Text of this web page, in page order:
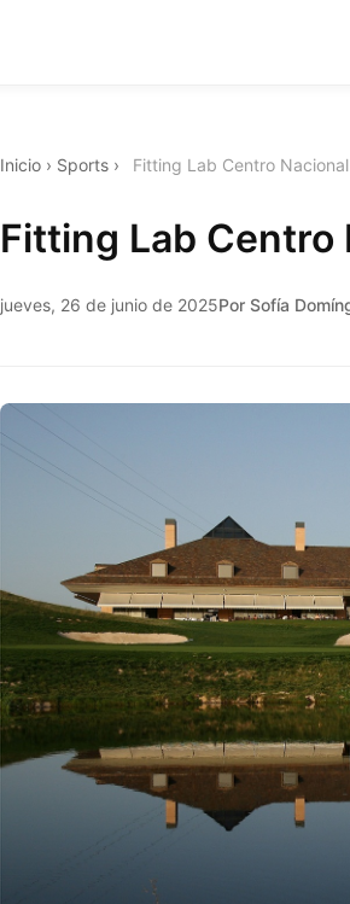
Inicio › Sports › Fitting Lab Centro
Fitting Lab Centro
jueves, 26 de junio de 2025Por Sofía